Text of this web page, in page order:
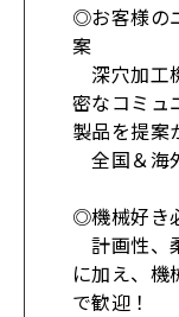
◎お客様の
案
深穴加工
密なコミュ
製品を提案
全国＆海
◎機械好き
計画性、
に加え、機
で歓迎！